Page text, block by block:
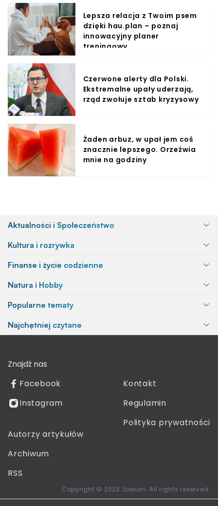
Lepsza relacja z Twoim psem
dzięki hau.plan – poznaj
innowacyjny planer
treningowy
Czerwone alerty dla Polski.
Ekstremalne upały uderzają,
rząd zwołuje sztab kryzysowy
Żaden arbuz, w upał jem coś
znacznie lepszego. Orzeźwia
mnie na godziny
Aktualności i Społeczeństwo
Kultura i rozrywka
Finanse i życie codzienne
Natura i Hobby
Popularne tematy
Najchętniej czytane
Znajdź nas
Facebook
Instagram
Kontakt
Regulamin
Polityka prywatności
Autorzy artykułów
Archiwum
RSS
Copyright © 2023. Iberion. All rights reserved.